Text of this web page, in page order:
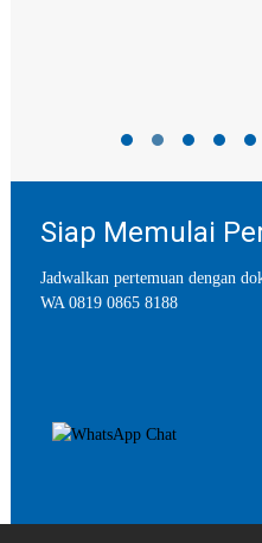
Siap Memulai
Jadwalkan pertemuan dengan
WA 0819 0865 8188